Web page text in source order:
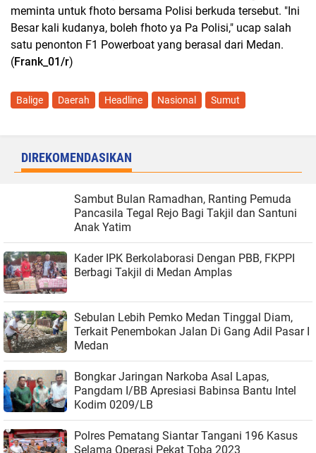
meminta untuk fhoto bersama Polisi berkuda tersebut. "Ini
Besar kali kudanya, boleh fhoto ya Pa Polisi," ucap salah
satu penonton F1 Powerboat yang berasal dari Medan.
(Frank_01/r)
Balige Daerah Headline Nasional Sumut
DIREKOMENDASIKAN
Sambut Bulan Ramadhan, Ranting Pemuda
Pancasila Tegal Rejo Bagi Takjil dan Santuni
Anak Yatim
Kader IPK Berkolaborasi Dengan PBB, FKPPI
Berbagi Takjil di Medan Amplas
Sebulan Lebih Pemko Medan Tinggal Diam,
Terkait Penembokan Jalan Di Gang Adil Pasar I
Medan
Bongkar Jaringan Narkoba Asal Lapas,
Pangdam I/BB Apresiasi Babinsa Bantu Intel
Kodim 0209/LB
Polres Pematang Siantar Tangani 196 Kasus
Selama Operasi Pekat Toba 2023